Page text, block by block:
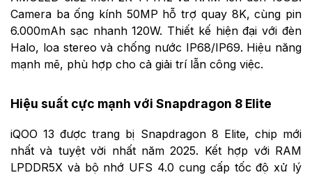
Camera ba ống kính 50MP hỗ trợ quay 8K, cùng pin
6.000mAh sạc nhanh 120W. Thiết kế hiện đại với đèn
Halo, loa stereo và chống nước IP68/IP69. Hiệu năng
mạnh mẽ, phù hợp cho cả giải trí lẫn công việc.
Hiệu suất cực mạnh với Snapdragon 8 Elite
iQOO 13 được trang bị Snapdragon 8 Elite, chip mới
nhất và tuyệt vời nhất năm 2025. Kết hợp với RAM
LPDDR5X và bộ nhớ UFS 4.0 cung cấp tốc độ xử lý